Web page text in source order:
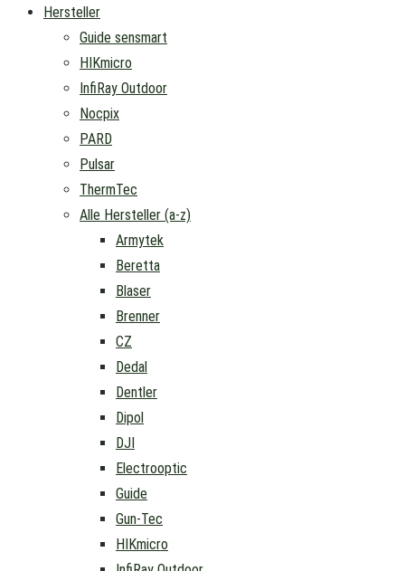
Hersteller
Guide sensmart
HIKmicro
InfiRay Outdoor
Nocpix
PARD
Pulsar
ThermTec
Alle Hersteller (a-z)
Armytek
Beretta
Blaser
Brenner
CZ
Dedal
Dentler
Dipol
DJI
Electrooptic
Guide
Gun-Tec
HIKmicro